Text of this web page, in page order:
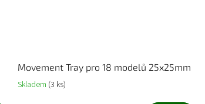
Movement Tray pro 18 modelů 25x25mm
Skladem (3 ks)